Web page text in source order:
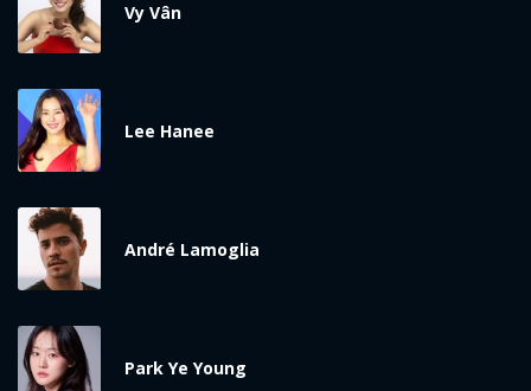
Vy Vân
Lee Hanee
André Lamoglia
Park Ye Young